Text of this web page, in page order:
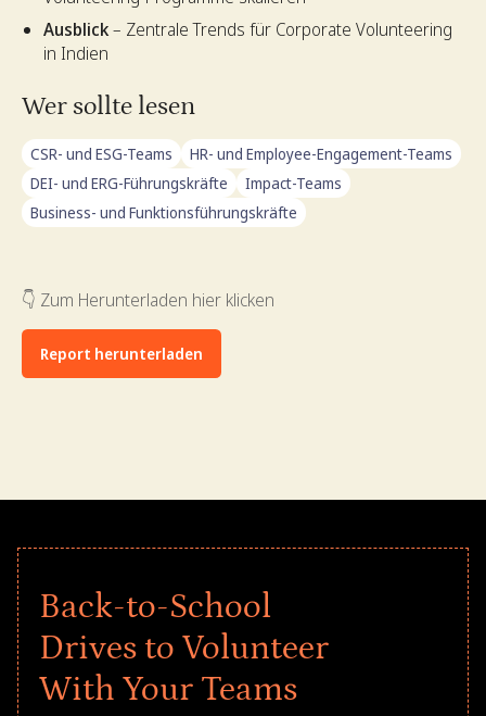
Ausblick– Zentrale Trends für Corporate Volunteering
in Indien
Wer sollte lesen
CSR- und ESG-Teams
HR- und Employee-Engagement-Teams
DEI- und ERG-Führungskräfte
Impact-Teams
Business- und Funktionsführungskräfte
👇 Zum Herunterladen hier klicken
Report herunterladen
Back-to-School
Drives to Volunteer
With Your Teams